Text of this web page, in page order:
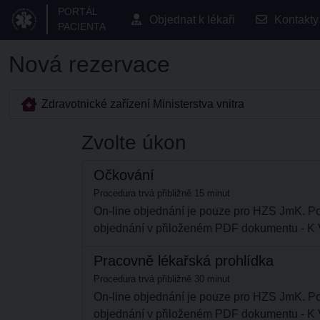
PORTÁL
PACIENTA
Objednat k lékaři Kontakty
Nová rezervace
Zdravotnické zařízení Ministerstva vnitra
Zvolte úkon
Očkování
Procedura trvá přibližně 15 minut
On-line objednání je pouze pro HZS JmK.
objednání v přiloženém PDF dokumentu - K
Pracovně lékařská prohlídka
Procedura trvá přibližně 30 minut
On-line objednání je pouze pro HZS JmK.
objednání v přiloženém PDF dokumentu - K